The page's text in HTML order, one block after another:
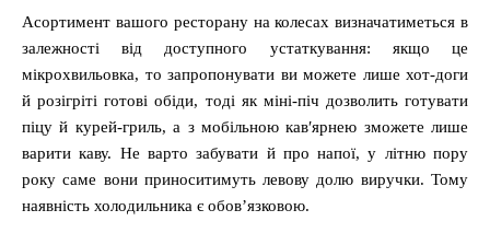
Асортимент вашого ресторану на колесах визначатиметься в
залежності від доступного устаткування: якщо це
мікрохвильовка, то запропонувати ви можете лише хот-доги
й розігріті готові обіди, тоді як міні-піч дозволить готувати
піцу й курей-гриль, а з мобільною кав′ярнею зможете лише
варити каву. Не варто забувати й про напої, у літню пору
року саме вони приноситимуть левову долю виручки. Тому
наявність холодильника є обов’язковою.